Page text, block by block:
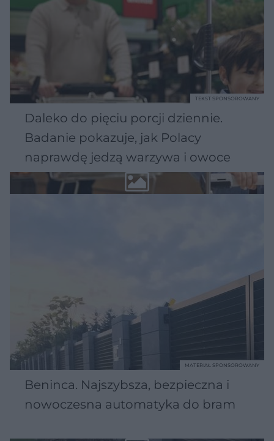
Daleko do pięciu porcji dziennie.
Badanie pokazuje, jak Polacy
naprawdę jedzą warzywa i owoce
TEKST SPONSOROWANY
Beninca. Najszybsza, bezpieczna i
nowoczesna automatyka do bram
MATERIAŁ SPONSOROWANY